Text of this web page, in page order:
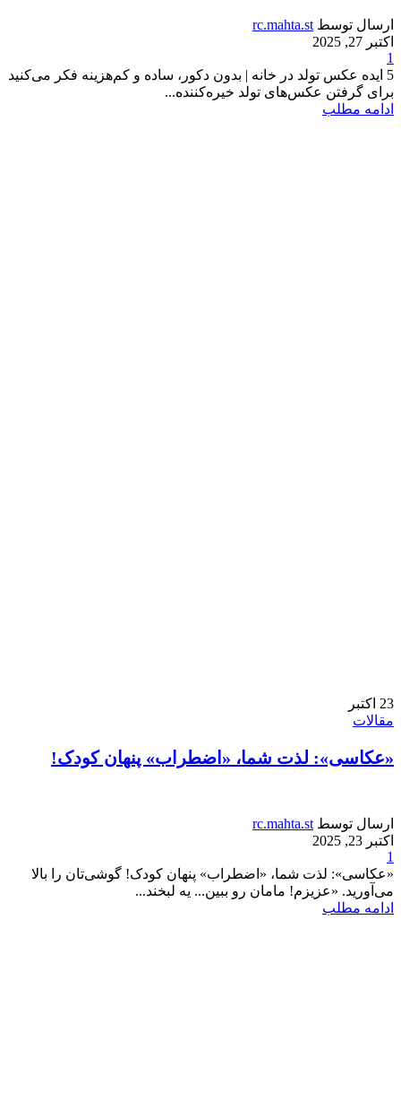
ارسال توسط rc.mahta.st
اکتبر 27, 2025
1
5 ایده عکس تولد در خانه | بدون دکور، ساده و کم‌هزینه فکر می‌کنید
برای گرفتن عکس‌های تولد خیره‌کننده...
ادامه مطلب
23 اکتبر
مقالات
«عکاسی»: لذت شما، «اضطراب» پنهان کودک!
ارسال توسط rc.mahta.st
اکتبر 23, 2025
1
«عکاسی»: لذت شما، «اضطراب» پنهان کودک! گوشی‌تان را بالا
می‌آورید. «عزیزم! مامان رو ببین... یه لبخند...
ادامه مطلب